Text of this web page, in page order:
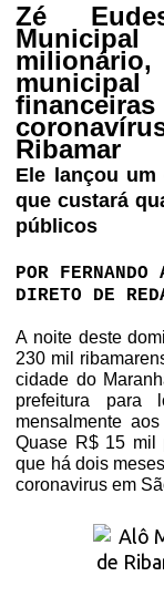
Zé
Ribamar
Ele lançou um
que custará
públicos
POR
DIRETO DE
A noite deste
230 mil
cidade do
prefeitura para
mensalmente
Quase R$ 15 mil
que há dois
coronavirus em